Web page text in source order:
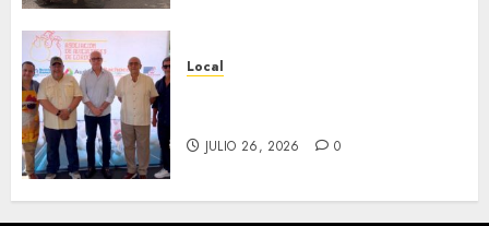
Local
JULIO 26, 2026 0